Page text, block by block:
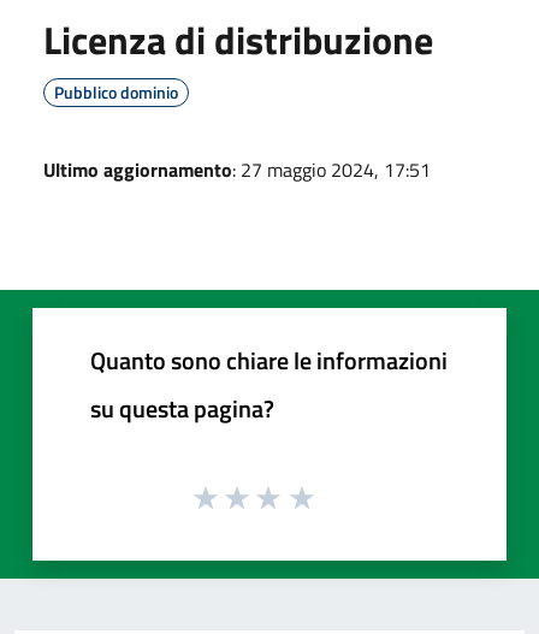
Licenza di distribuzione
Pubblico dominio
Ultimo aggiornamento: 27 maggio 2024, 17:51
Quanto sono chiare le informazioni
su questa pagina?